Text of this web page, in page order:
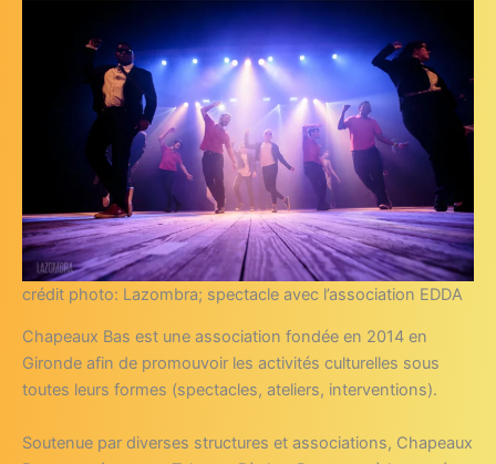
crédit photo: Lazombra; spectacle avec l’association EDDA
Chapeaux Bas est une association fondée en 2014 en
Gironde afin de promouvoir les activités culturelles sous
toutes leurs formes (spectacles, ateliers, interventions).
Soutenue par diverses structures et associations, Chapeaux